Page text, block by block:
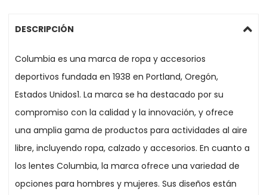
DESCRIPCIÓN
Columbia es una marca de ropa y accesorios
deportivos fundada en 1938 en Portland, Oregón,
Estados Unidos1. La marca se ha destacado por su
compromiso con la calidad y la innovación, y ofrece
una amplia gama de productos para actividades al aire
libre, incluyendo ropa, calzado y accesorios. En cuanto a
los lentes Columbia, la marca ofrece una variedad de
opciones para hombres y mujeres. Sus diseños están